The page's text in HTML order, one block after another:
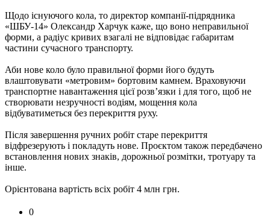
Щодо існуючого кола, то директор компанії-підрядника
«ШБУ-14» Олександр Харчук каже, що воно неправильної
форми, а радіус кривих взагалі не відповідає габаритам
частини сучасного транспорту.
Аби нове коло було правильної форми його будуть
влаштовувати «метровим» бортовим камнем. Враховуючи
транспортне навантаження цієї розв’язки і для того, щоб не
створювати незручності водіям, мощення кола
відбуватиметься без перекриття руху.
Після завершення ручних робіт старе перекриття
відфрезерують і покладуть нове. Проєктом також передбачено
встановлення нових знаків, дорожньої розмітки, тротуару та
інше.
Орієнтована вартість всіх робіт 4 млн грн.
0